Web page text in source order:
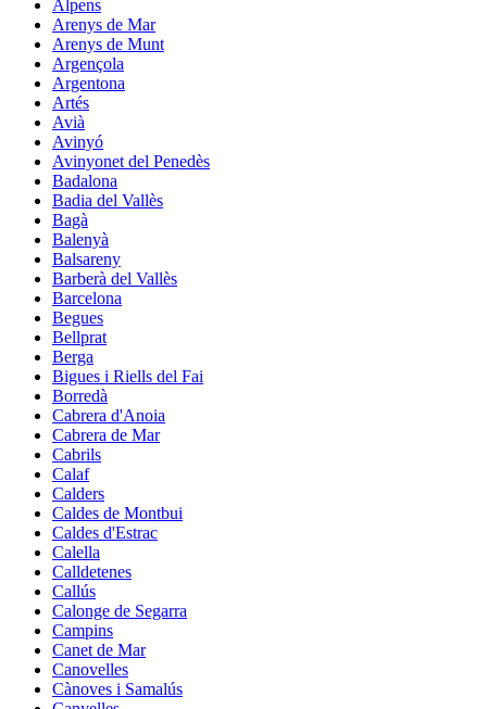
Alpens
Arenys de Mar
Arenys de Munt
Argençola
Argentona
Artés
Avià
Avinyó
Avinyonet del Penedès
Badalona
Badia del Vallès
Bagà
Balenyà
Balsareny
Barberà del Vallès
Barcelona
Begues
Bellprat
Berga
Bigues i Riells del Fai
Borredà
Cabrera d'Anoia
Cabrera de Mar
Cabrils
Calaf
Calders
Caldes de Montbui
Caldes d'Estrac
Calella
Calldetenes
Callús
Calonge de Segarra
Campins
Canet de Mar
Canovelles
Cànoves i Samalús